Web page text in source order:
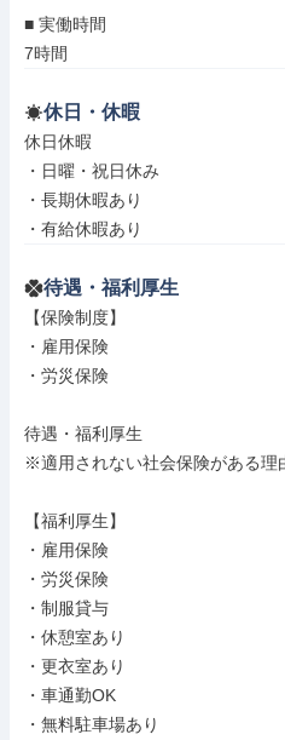
■ 実働時間
7時間
休日・休暇
休日休暇
・日曜・祝日休み
・長期休暇あり
・有給休暇あり
待遇・福利厚生
【保険制度】
・雇用保険
・労災保険
待遇・福利厚生
※適用されない社会保険がある理
【福利厚生】
・雇用保険
・労災保険
・制服貸与
・休憩室あり
・更衣室あり
・車通勤OK
・無料駐車場あり